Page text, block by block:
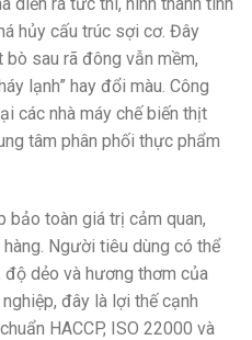
hủy cấu trúc sợi cơ. Đây
sau rã đông vẫn mềm,
lạnh” hay đổi màu. Công
các nhà máy chế biến thịt
tâm phân phối thực phẩm
bảo toàn giá trị cảm quan,
Người tiêu dùng có thể
dẻo và hương thơm của
đây là lợi thế cạnh
HACCP, ISO 22000 và